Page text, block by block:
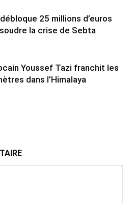
25 millions d’euros
la crise de Sebta
Youssef Tazi franchit les
dans l’Himalaya